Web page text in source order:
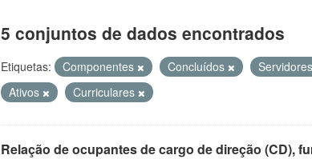
5 conjuntos de dados encontrados
Etiquetas: Componentes Concluídos
Servidores
Ativos
Curriculares
Relação de ocupantes de cargo de direção (CD),